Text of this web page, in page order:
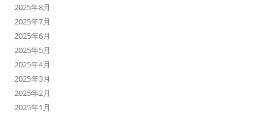
2025年8月
2025年7月
2025年6月
2025年5月
2025年4月
2025年3月
2025年2月
2025年1月